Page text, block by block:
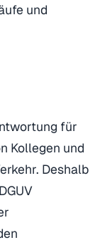
und
für
Kollegen und
Deshalb